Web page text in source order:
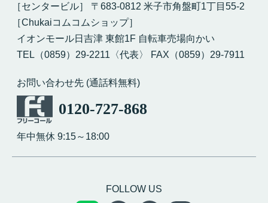
［センタービル］ 〒683-0812 米子市角盤町1丁目55-2
［Chukaiコムコムショップ］
イオンモール日吉津 東館1F 自転車売場向かい
TEL（0859）29-2211〈代表〉 FAX（0859）29-7911
お問い合わせ先 (通話料無料)
0120-727-868
年中無休 9:15～18:00
FOLLOW US